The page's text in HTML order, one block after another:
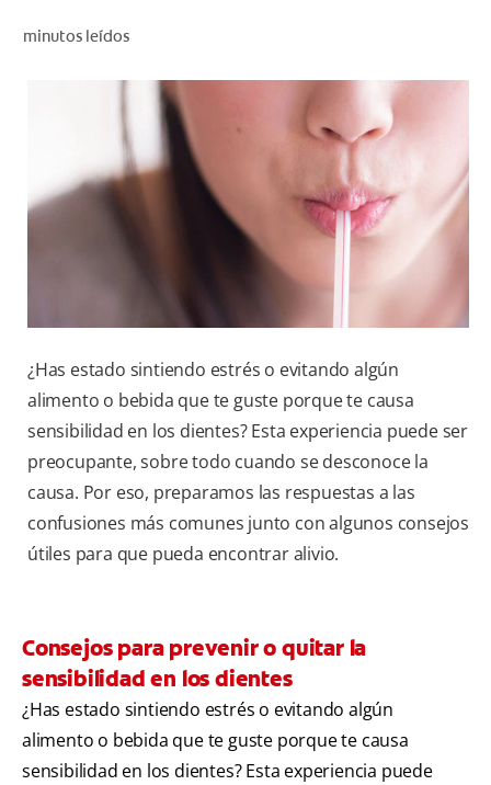
PARA PROFESIONALES
CL (ES)
SUSCRÍBASE
minutos leídos
¿Has estado sintiendo estrés o evitando algún
alimento o bebida que te guste porque te causa
sensibilidad en los dientes? Esta experiencia puede ser
preocupante, sobre todo cuando se desconoce la
causa. Por eso, preparamos las respuestas a las
confusiones más comunes junto con algunos consejos
útiles para que pueda encontrar alivio.
Consejos para prevenir o quitar la
sensibilidad en los dientes
¿Has estado sintiendo estrés o evitando algún
alimento o bebida que te guste porque te causa
sensibilidad en los dientes? Esta experiencia puede